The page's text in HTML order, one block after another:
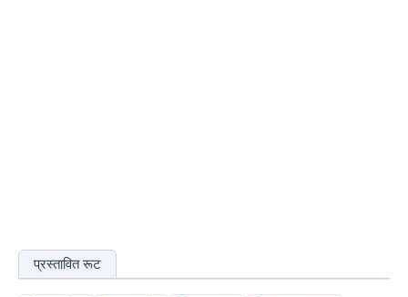
प्रस्तावित रूट